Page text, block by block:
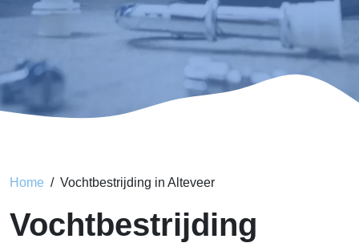
Home Vochtbestrijding in Alteveer
Vochtbestrijding